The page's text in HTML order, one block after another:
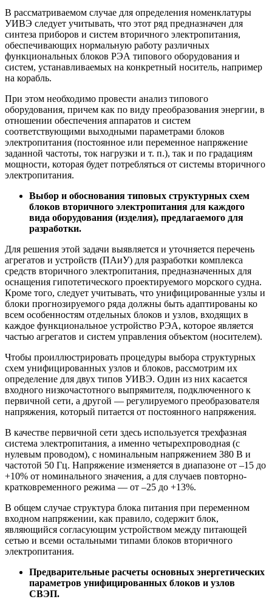
В рассматриваемом случае для определения номенклатуры
УИВЭ следует учитывать, что этот ряд предназначен для
синтеза приборов и систем вторичного электропитания,
обеспечивающих нормальную работу различных
функциональных блоков РЭА типового оборудования и
систем, устанавливаемых на конкретный носитель, например
на корабль.
При этом необходимо провести анализ типового
оборудования, причем как по виду преобразования энергии, в
отношении обеспечения аппаратов и систем
соответствующими выходными параметрами блоков
электропитания (постоянное или переменное напряжение
заданной частоты, ток нагрузки и т. п.), так и по градациям
мощности, которая будет потребляться от системы вторичного
электропитания.
Выбор и обоснования типовых структурных схем
блоков вторичного электропитания для каждого
вида оборудования (изделия), предлагаемого для
разработки.
Для решения этой задачи выявляется и уточняется перечень
агрегатов и устройств (ПАиУ) для разработки комплекса
средств вторичного электропитания, предназначенных для
оснащения гипотетического проектируемого морского судна.
Кроме того, следует учитывать, что унифицированные узлы и
блоки прогнозируемого ряда должны быть адаптированы ко
всем особенностям отдельных блоков и узлов, входящих в
каждое функциональное устройство РЭА, которое является
частью агрегатов и систем управления объектом (носителем).
Чтобы проиллюстрировать процедуры выбора структурных
схем унифицированных узлов и блоков, рассмотрим их
определение для двух типов УИВЭ. Один из них касается
входного низкочастотного выпрямителя, подключенного к
первичной сети, а другой — регулируемого преобразователя
напряжения, который питается от постоянного напряжения.
В качестве первичной сети здесь используется трехфазная
система электропитания, а именно четырехпроводная (с
нулевым проводом), с номинальным напряжением 380 В и
частотой 50 Гц. Напряжение изменяется в диапазоне от –15 до
+10% от номинального значения, а для случаев повторно-
кратковременного режима — от –25 до +13%.
В общем случае структура блока питания при переменном
входном напряжении, как правило, содержит блок,
являющийся согласующим устройством между питающей
сетью и всеми остальными типами блоков вторичного
электропитания.
Предварительные расчеты основных энергетических
параметров унифицированных блоков и узлов
СВЭП.